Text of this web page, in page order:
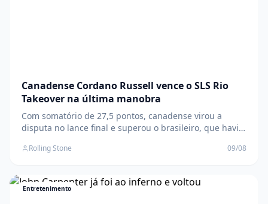
Canadense Cordano Russell vence o SLS Rio
Takeover na última manobra
Com somatório de 27,5 pontos, canadense virou a
disputa no lance final e superou o brasileiro, que havia
Canadense Cordano Russell vence o SLS Rio Takeover
Brasil .
Rolling Stone 09/08
Entretenimento